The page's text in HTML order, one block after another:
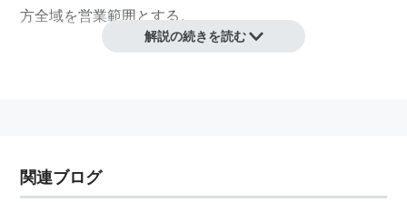
方全域を営業範囲とする。
式会社に社名変更
2001年（平成13年）1月 - 東京の協立オートドアを買
解説の続きを読む
関連ブログ